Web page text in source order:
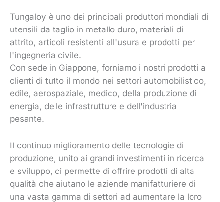
Tungaloy è uno dei principali produttori mondiali di
utensili da taglio in metallo duro, materiali di
attrito, articoli resistenti all'usura e prodotti per
l'ingegneria civile.
Con sede in Giappone, forniamo i nostri prodotti a
clienti di tutto il mondo nei settori automobilistico,
edile, aerospaziale, medico, della produzione di
energia, delle infrastrutture e dell'industria
pesante.
Il continuo miglioramento delle tecnologie di
produzione, unito ai grandi investimenti in ricerca
e sviluppo, ci permette di offrire prodotti di alta
qualità che aiutano le aziende manifatturiere di
una vasta gamma di settori ad aumentare la loro